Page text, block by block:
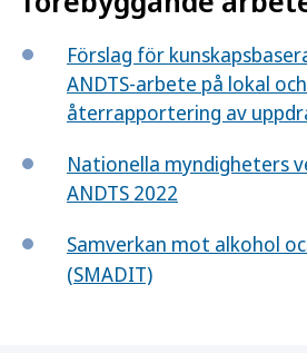
Förslag för
ANDTS-arbete på lokal
återrapportering av
Nationella myndigheters
ANDTS 2022
Samverkan mot alkohol
(SMADIT)